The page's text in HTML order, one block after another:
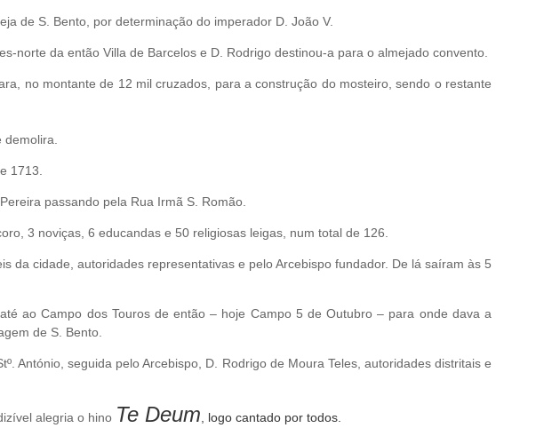
de S. Bento, por determinação do imperador D. João V.
norte da então Villa de Barcelos e D. Rodrigo destinou-a para o almejado convento.
no montante de 12 mil cruzados, para a construção do mosteiro, sendo o restante
1713.
passando pela Rua Irmã S. Romão.
3 noviças, 6 educandas e 50 religiosas leigas, num total de 126.
da cidade, autoridades representativas e pelo Arcebispo fundador. De lá saíram às 5
ao Campo dos Touros de então – hoje Campo 5 de Outubro – para onde dava a
de S. Bento.
António, seguida pelo Arcebispo, D. Rodrigo de Moura Teles, autoridades distritais e
alegria o hino Te Deum , logo cantado por todos.